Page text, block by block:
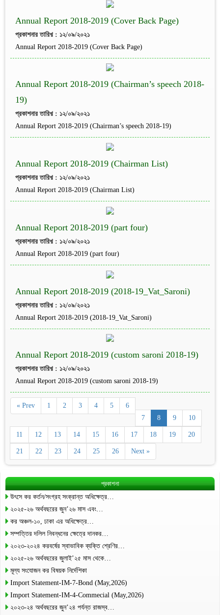
Annual Report 2018-2019 (Cover Back Page)
প্রকাশনার তারিখ় : ১২/০৯/২০২১
Annual Report 2018-2019 (Cover Back Page)
Annual Report 2018-2019 (Chairman’s speech 2018-
19)
প্রকাশনার তারিখ় : ১২/০৯/২০২১
Annual Report 2018-2019 (Chairman’s speech 2018-19)
Annual Report 2018-2019 (Chairman List)
প্রকাশনার তারিখ় : ১২/০৯/২০২১
Annual Report 2018-2019 (Chairman List)
Annual Report 2018-2019 (part four)
প্রকাশনার তারিখ় : ১২/০৯/২০২১
Annual Report 2018-2019 (part four)
Annual Report 2018-2019 (2018-19_Vat_Saroni)
প্রকাশনার তারিখ় : ১২/০৯/২০২১
Annual Report 2018-2019 (2018-19_Vat_Saroni)
Annual Report 2018-2019 (custom saroni 2018-19)
প্রকাশনার তারিখ় : ১২/০৯/২০২১
Annual Report 2018-2019 (custom saroni 2018-19)
« Prev 1 2 3 4 5
6
7
8 9 10
11 12 13 14 15 16 17 18 19 20
21 22 23 24 25 26 Next »
প্রকাশনা
উৎসে কর কর্তন/সংগ্রহ সংক্রান্ত অধিক্ষেত্র…
২০২৫-২৬ অর্থবছরের জুন’২৬ মাস এবং…
কর অঞ্চল-১০, ঢাকা এর অধিক্ষেত্র…
সম্পত্তির দলিল নিবন্ধনের ক্ষেত্রে দানকর…
২০২৩-২০২৪ করবর্ষের স্বাভাবিক ব্যক্তি শ্রেণির…
২০২৫-২৬ অর্থবছরের জুলাই’২৫ মাস থেকে…
মূল্য সংযোজন কর বিষয়ক নির্দেশিকা
Import Statement-IM-7-Bond (May,2026)
Import Statement-IM-4-Commecial (May,2026)
২০২৩-২৪ অর্থবছরের জুন’২৪ পর্যন্ত রাজস্ব…